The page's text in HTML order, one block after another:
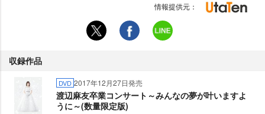
情報提供元：
収録作品
DVD 2017年12月27日発売
渡辺麻友卒業コンサート～みんなの夢が叶いますよ
うに～(数量限定版)